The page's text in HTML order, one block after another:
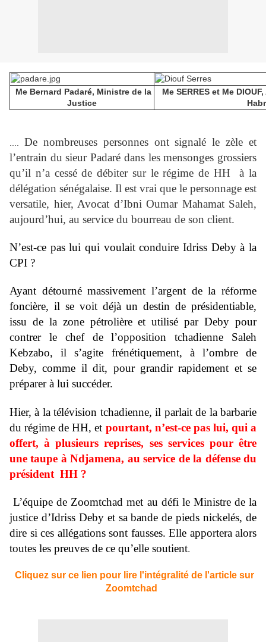
Me Bernard Padaré, Ministre de la
Justice
Me SERRES et Me
De nombreuses personnes ont signalé le zèle et
l’entrain du sieur Padaré dans les mensonges grossiers
qu’il n’a cessé de débiter sur le régime de HH à la
délégation sénégalaise. Il est vrai que le personnage est
versatile, hier, Avocat d’Ibni Oumar Mahamat Saleh,
aujourd’hui, au service du bourreau de son client.
N’est-ce pas lui qui voulait conduire Idriss Deby à la
CPI ?
Ayant détourné massivement l’argent de la réforme
foncière, il se voit déjà un destin de présidentiable,
issu de la zone pétrolière et utilisé par Deby pour
contrer le chef de l’opposition tchadienne Saleh
Kebzabo, il s’agite frénétiquement, à l’ombre de
Deby, comme il dit, pour grandir rapidement et se
préparer à lui succéder.
Hier, à la télévision tchadienne, il parlait de la barbarie
du régime de HH, et pourtant, n’est-ce pas lui, qui a
offert, à plusieurs reprises, ses services pour être
une taupe à Ndjamena, au service de la défense du
président HH ?
L’équipe de Zoomtchad met au défi le Ministre de la
justice d’Idriss Deby et sa bande de pieds nickelés, de
dire si ces allégations sont fausses. Elle apportera alors
toutes les preuves de ce qu’elle soutient.
Cliquez sur ce lien pour lire l'intégralité de l'article sur
Zoomtchad